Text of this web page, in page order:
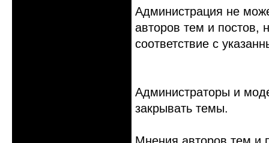
Администрация не
авторов тем и постов,
соответствие с
Администраторы и
закрывать темы.